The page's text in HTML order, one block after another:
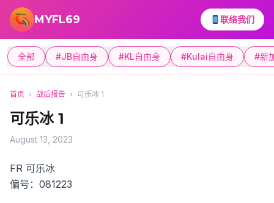
跳转到主要内容
MYFL69 联络我们
全部 #JB自由身 #KL自由身 #Kulai自由身 #新
首页 › 战后报告 › 可乐冰 1
可乐冰 1
August 13, 2023
FR 可乐冰
偏号：081223